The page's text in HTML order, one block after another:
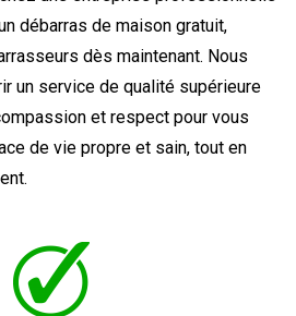
débarras de maison gratuit,
dès maintenant. Nous
un service de qualité supérieure
et respect pour vous
de vie propre et sain, tout en